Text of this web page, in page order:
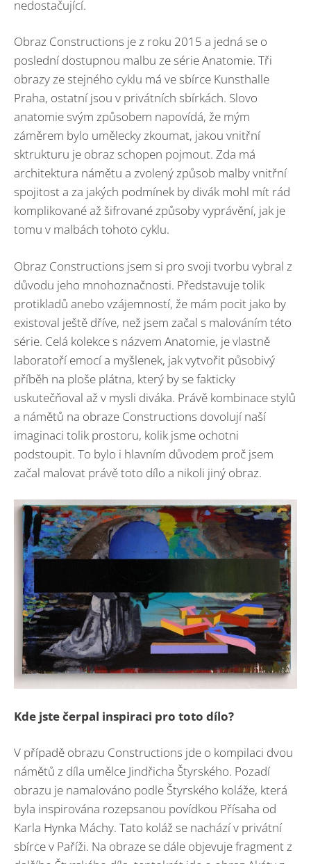
nedostačující.
Obraz Constructions je z roku 2015 a jedná se o
poslední dostupnou malbu ze série Anatomie. Tři
obrazy ze stejného cyklu má ve sbírce Kunsthalle
Praha, ostatní jsou v privátních sbírkách. Slovo
anatomie svým způsobem napovídá, že mým
záměrem bylo umělecky zkoumat, jakou vnitřní
sktrukturu je obraz schopen pojmout. Zda má
architektura námětu a zvolený způsob malby vnitřní
spojitost a za jakých podmínek by divák mohl mít rád
komplikované až šifrované způsoby vyprávění, jak je
tomu v malbách tohoto cyklu.
Obraz Constructions jsem si pro svoji tvorbu vybral z
důvodu jeho mnohoznačnosti. Představuje tolik
protikladů anebo vzájemností, že mám pocit jako by
existoval ještě dříve, než jsem začal s malováním této
série. Celá kolekce s názvem Anatomie, je vlastně
laboratoří emocí a myšlenek, jak vytvořit působivý
příběh na ploše plátna, který by se fakticky
uskutečňoval až v mysli diváka. Právě kombinace stylů
a námětů na obraze Constructions dovolují naší
imaginaci tolik prostoru, kolik jsme ochotni
podstoupit. To bylo i hlavním důvodem proč jsem
začal malovat právě toto dílo a nikoli jiný obraz.
Kde jste čerpal inspiraci pro toto dílo?
V případě obrazu Constructions jde o kompilaci dvou
námětů z díla umělce Jindřicha Štyrského. Pozadí
obrazu je namalováno podle Štyrského koláže, která
byla inspirována rozepsanou povídkou Přísaha od
Karla Hynka Máchy. Tato koláž se nachází v privátní
sbírce v Paříži. Na obraze se dále objevuje fragment z